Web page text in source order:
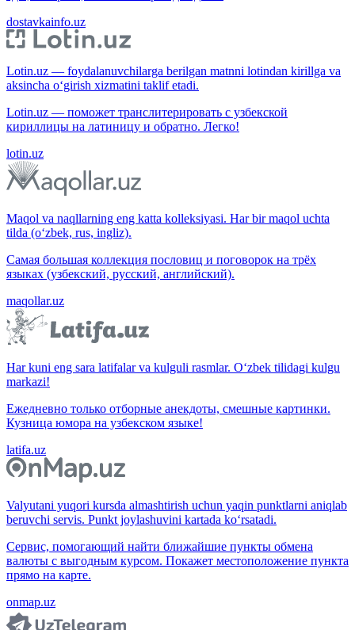
dostavkainfo.uz
Lotin.uz — foydalanuvchilarga berilgan matnni lotindan kirillga va
aksincha o‘girish xizmatini taklif etadi.
Lotin.uz — поможет транслитерировать с узбекской
кириллицы на латиницу и обратно. Легко!
lotin.uz
Maqol va naqllarning eng katta kolleksiyasi. Har bir maqol uchta
tilda (o‘zbek, rus, ingliz).
Самая большая коллекция пословиц и поговорок на трёх
языках (узбекский, русский, английский).
maqollar.uz
Har kuni eng sara latifalar va kulguli rasmlar. O‘zbek tilidagi kulgu
markazi!
Ежедневно только отборные анекдоты, смешные картинки.
Кузница юмора на узбекском языке!
latifa.uz
Valyutani yuqori kursda almashtirish uchun yaqin punktlarni aniqlab
beruvchi servis. Punkt joylashuvini kartada ko‘rsatadi.
Сервис, помогающий найти ближайшие пункты обмена
валюты с выгодным курсом. Покажет местоположение пункта
прямо на карте.
onmap.uz